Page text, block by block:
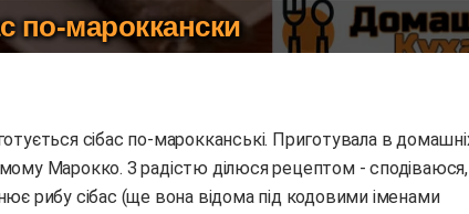
по-мароккански
Марокко. З радістю ділюся рецептом - сподіваюся,
рибу сібас (ще вона відома під кодовими іменами